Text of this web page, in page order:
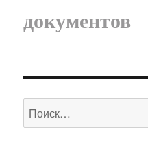
документов
Искать: